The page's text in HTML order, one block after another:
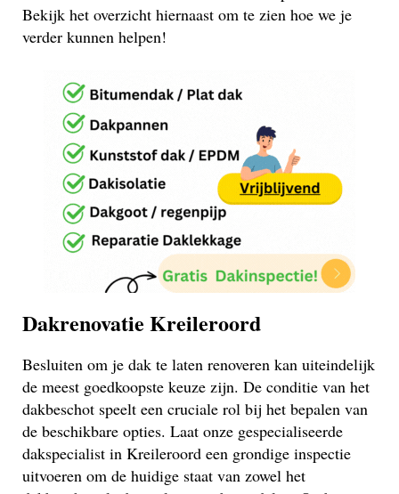
Bekijk het overzicht hiernaast om te zien hoe we je
verder kunnen helpen!
Dakrenovatie Kreileroord
Besluiten om je dak te laten renoveren kan uiteindelijk
de meest goedkoopste keuze zijn. De conditie van het
dakbeschot speelt een cruciale rol bij het bepalen van
de beschikbare opties. Laat onze gespecialiseerde
dakspecialist in Kreileroord een grondige inspectie
uitvoeren om de huidige staat van zowel het